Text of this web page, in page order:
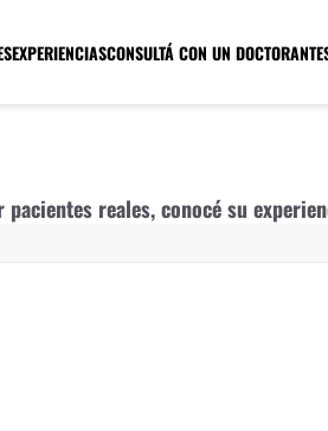
EXPERIENCIASCONSULTÁ CON UN DOCTOR
reales, conocé su